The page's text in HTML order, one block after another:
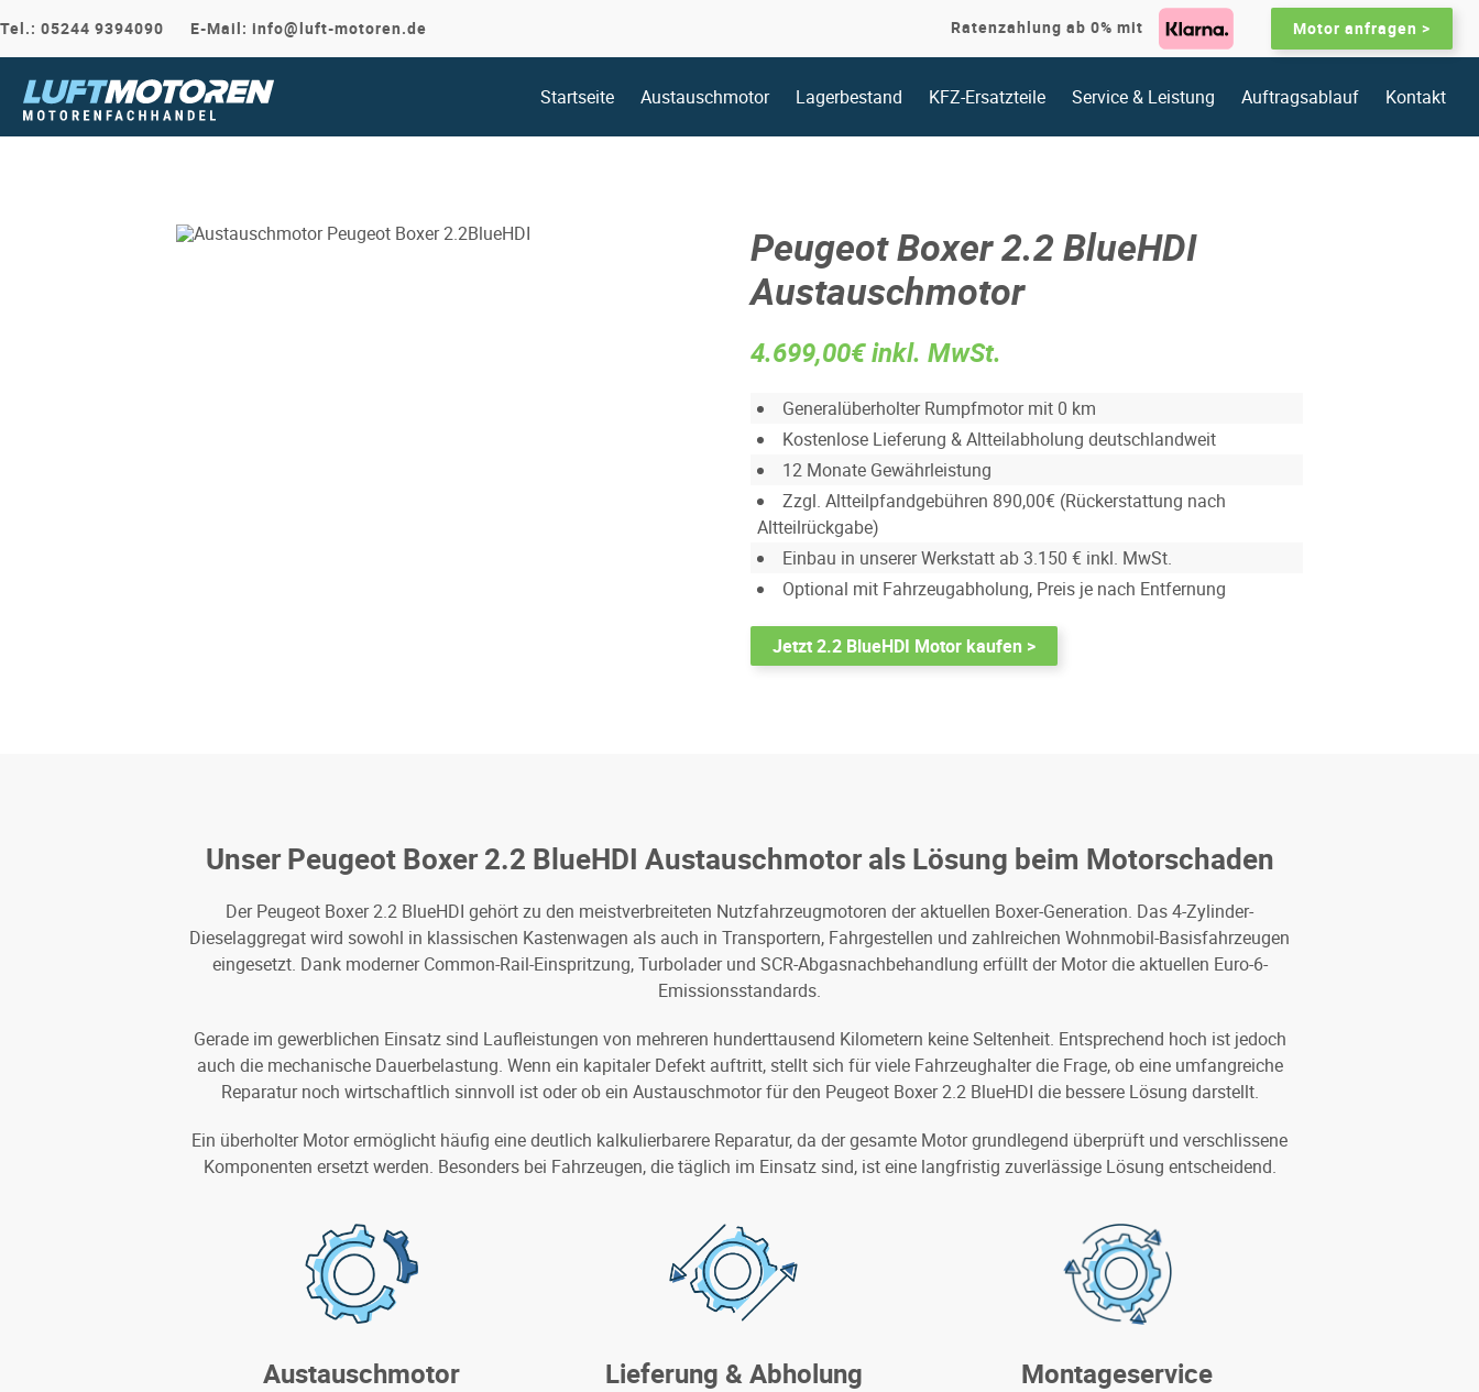
Tel.: 05244 9394090 E-Mail: info@luft-motoren.de Ratenzahlung ab 0% mit Motor anfragen >
Startseite Austauschmotor Lagerbestand KFZ-Ersatzteile Service & Leistung Auftragsablauf Kontakt
Peugeot Boxer 2.2 BlueHDI
Austauschmotor
4.699,00€ inkl. MwSt.
Generalüberholter Rumpfmotor mit 0 km
Kostenlose Lieferung & Altteilabholung deutschlandweit
12 Monate Gewährleistung
Zzgl. Altteilpfandgebühren 890,00€ (Rückerstattung nach
Altteilrückgabe)
Einbau in unserer Werkstatt ab 3.150 € inkl. MwSt.
Optional mit Fahrzeugabholung, Preis je nach Entfernung
Jetzt 2.2 BlueHDI Motor kaufen >
Unser Peugeot Boxer 2.2 BlueHDI Austauschmotor als Lösung beim Motorschaden
Der Peugeot Boxer 2.2 BlueHDI gehört zu den meistverbreiteten Nutzfahrzeugmotoren der aktuellen Boxer-Generation. Das 4-Zylinder-
Dieselaggregat wird sowohl in klassischen Kastenwagen als auch in Transportern, Fahrgestellen und zahlreichen Wohnmobil-Basisfahrzeugen
eingesetzt. Dank moderner Common-Rail-Einspritzung, Turbolader und SCR-Abgasnachbehandlung erfüllt der Motor die aktuellen Euro-6-
Emissionsstandards.
Gerade im gewerblichen Einsatz sind Laufleistungen von mehreren hunderttausend Kilometern keine Seltenheit. Entsprechend hoch ist jedoch
auch die mechanische Dauerbelastung. Wenn ein kapitaler Defekt auftritt, stellt sich für viele Fahrzeughalter die Frage, ob eine umfangreiche
Reparatur noch wirtschaftlich sinnvoll ist oder ob ein Austauschmotor für den Peugeot Boxer 2.2 BlueHDI die bessere Lösung darstellt.
Ein überholter Motor ermöglicht häufig eine deutlich kalkulierbarere Reparatur, da der gesamte Motor grundlegend überprüft und verschlissene
Komponenten ersetzt werden. Besonders bei Fahrzeugen, die täglich im Einsatz sind, ist eine langfristig zuverlässige Lösung entscheidend.
Austauschmotor Lieferung & Abholung Montageservice